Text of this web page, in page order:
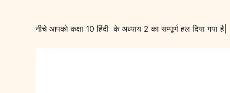
नीचे आपको कक्षा 10 हिंदी के अध्याय 2 का सम्पूर्ण हल दिया गया है|